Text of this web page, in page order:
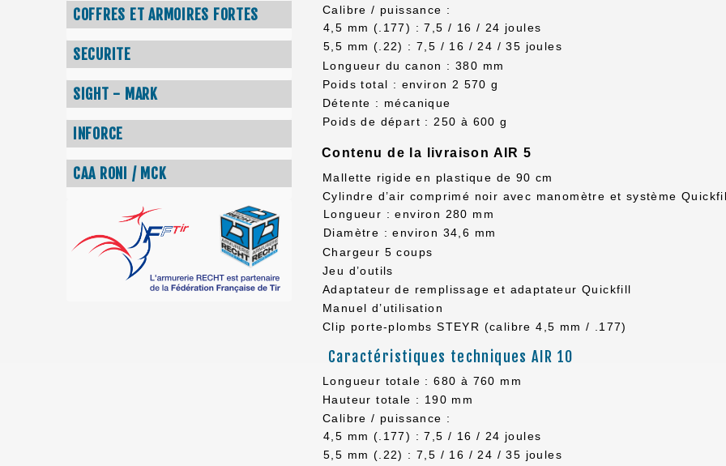
COFFRES ET ARMOIRES FORTES
SECURITE
SIGHT - MARK
INFORCE
CAA RONI / MCK
Calibre / puissance :
4,5 mm (.177) : 7,5 / 16 / 24 joules
5,5 mm (.22) : 7,5 / 16 / 24 / 35 joules
Longueur du canon : 380 mm
Poids total : environ 2 570 g
Détente : mécanique
Poids de départ : 250 à 600 g
Contenu de la livraison AIR 5
Mallette rigide en plastique de 90 cm
Cylindre d’air comprimé noir avec manomètre et système
Longueur : environ 280 mm
Diamètre : environ 34,6 mm
Chargeur 5 coups
Jeu d’outils
Adaptateur de remplissage et adaptateur Quickfill
Manuel d’utilisation
Clip porte-plombs STEYR (calibre 4,5 mm / .177)
Caractéristiques techniques AIR 10
Longueur totale : 680 à 760 mm
Hauteur totale : 190 mm
Calibre / puissance :
4,5 mm (.177) : 7,5 / 16 / 24 joules
5,5 mm (.22) : 7,5 / 16 / 24 / 35 joules